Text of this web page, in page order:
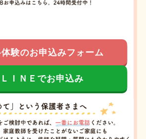
験のお申込みフォーム
ＬＩＮＥでお申込み